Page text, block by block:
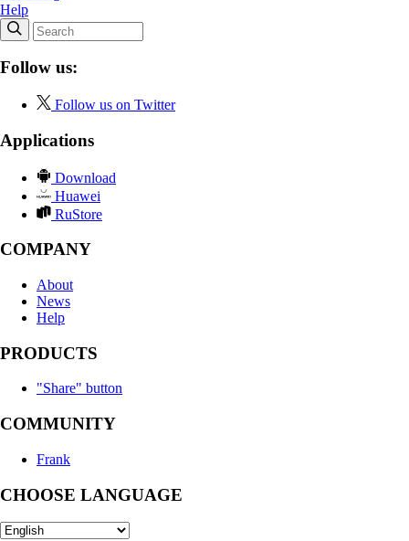
Help
Follow us:
Follow us on Twitter
Applications
Download
Huawei
RuStore
COMPANY
About
News
Help
PRODUCTS
"Share" button
COMMUNITY
Frank
CHOOSE LANGUAGE